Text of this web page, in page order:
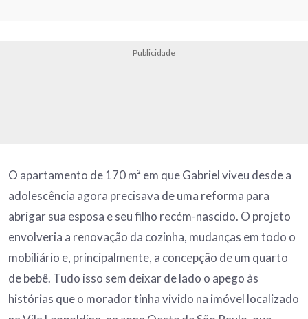
Publicidade
O apartamento de 170 m² em que Gabriel viveu desde a
adolescência agora precisava de uma reforma para
abrigar sua esposa e seu filho recém-nascido. O projeto
envolveria a renovação da cozinha, mudanças em todo o
mobiliário e, principalmente, a concepção de um quarto
de bebê. Tudo isso sem deixar de lado o apego às
histórias que o morador tinha vivido na imóvel localizado